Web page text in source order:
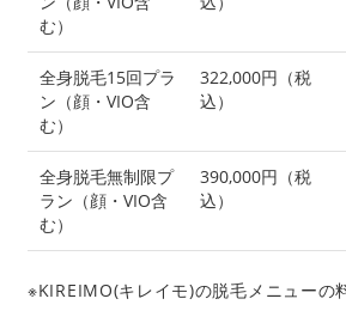
む）
全身脱毛15回プラ
ン（顔・VIO含
む）
322,000円（税
込）
全身脱毛無制限プ
ラン（顔・VIO含
む）
390,000円（税
込）
※KIREIMO(キレイモ)の脱毛メニューの